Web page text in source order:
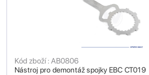
Nástroj pro demontáž spojky EBC CT019
Kód zboží : AB0806